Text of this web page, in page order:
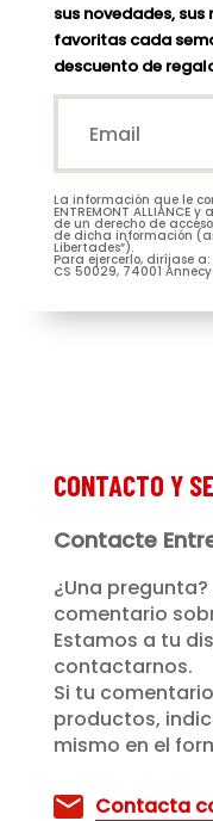
sus novedades,
favoritas cada
descuento de
Email*
(Nécessaire)
M.
Prénom
Entremont*
La información que le
ENTREMONT ALLIANCE
de un derecho de
de dicha información
Libertades”).
Para ejercerlo, diríjase
CS 50029, 74001
CONTACTO Y
Contacte
¿Una pregunta?
comentario
Estamos a tu
contactarnos.
Si tu
productos,
mismo en el
Contacta